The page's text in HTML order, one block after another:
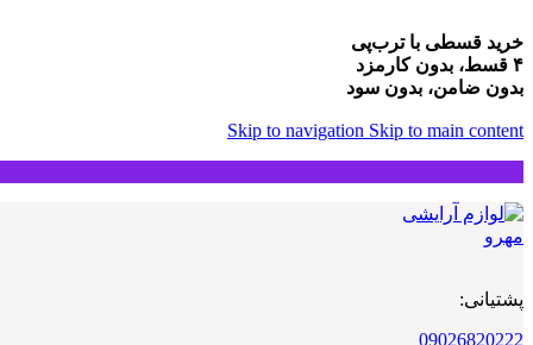
خرید قسطی با ترب‌پی
۴ قسط، بدون کارمزد
بدون ضامن، بدون سود
Skip to navigation Skip to main content
پشتیانی:
09026820222